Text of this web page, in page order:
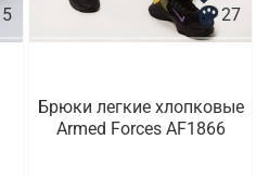
5
27
Брюки легкие хлопковые
Armed Forces AF1866